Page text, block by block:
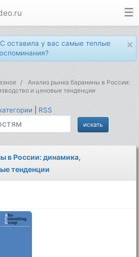
×
оставила у вас самые теплые
Анализ рынка баранины в России:
и ценовые тенденции
RSS
в России: динамика,
тенденции